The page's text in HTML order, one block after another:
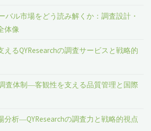
バル市場をどう読み解くか：調査設計・
体像
えるQYResearchの調査サービスと戦略的
査体制―客観性を支える品質管理と国際
分析―QYResearchの調査力と戦略的視点